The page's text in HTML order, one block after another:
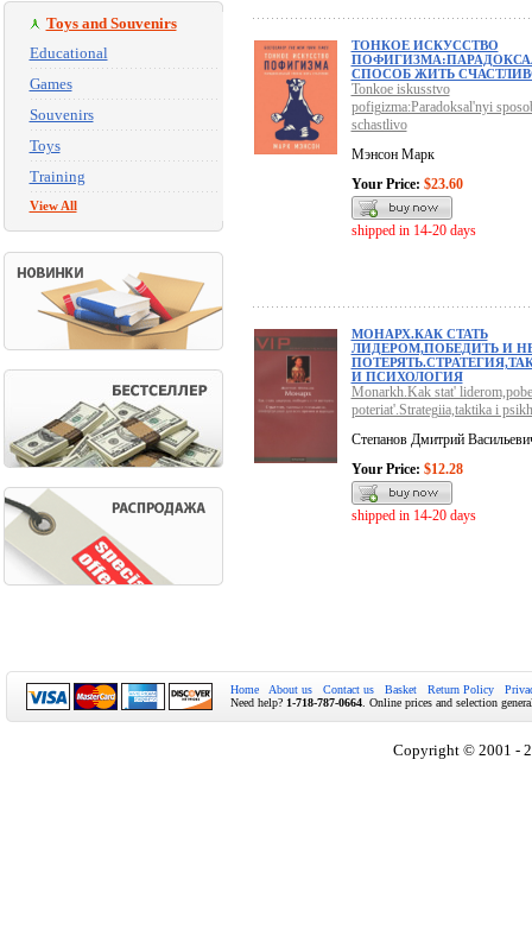
Toys and Souvenirs
Educational
Games
Souvenirs
Toys
Training
View All
ТОНКОЕ ИСКУССТВО
СПОСОБ ЖИТЬ
Tonkoe iskusstvo
pofigizma:Paradoksal'nyi
schastlivo
Мэнсон Марк
Your Price: $23.60
shipped in 14-20 days
МОНАРХ.КАК СТАТЬ
ЛИДЕРОМ,ПОБЕДИТЬ И
И ПСИХОЛОГИЯ
Monarkh.Kak stat'
poteriat'.Strategiia,taktika i
Степанов Дмитрий
Your Price: $12.28
shipped in 14-20 days
Home About us Contact us Basket Return Policy
Need help? 1-718-787-0664 . Online prices and selection
Copyright © 2001 -